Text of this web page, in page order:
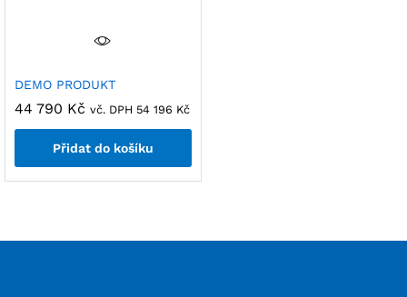
DEMO PRODUKT
44 790 Kč vč. DPH 54 196 Kč
Přidat do košíku